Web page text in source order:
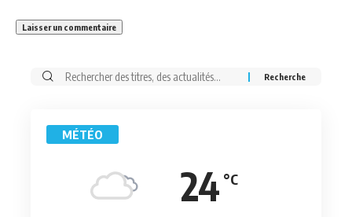
Rechercher:
MÉTÉO
24 °C